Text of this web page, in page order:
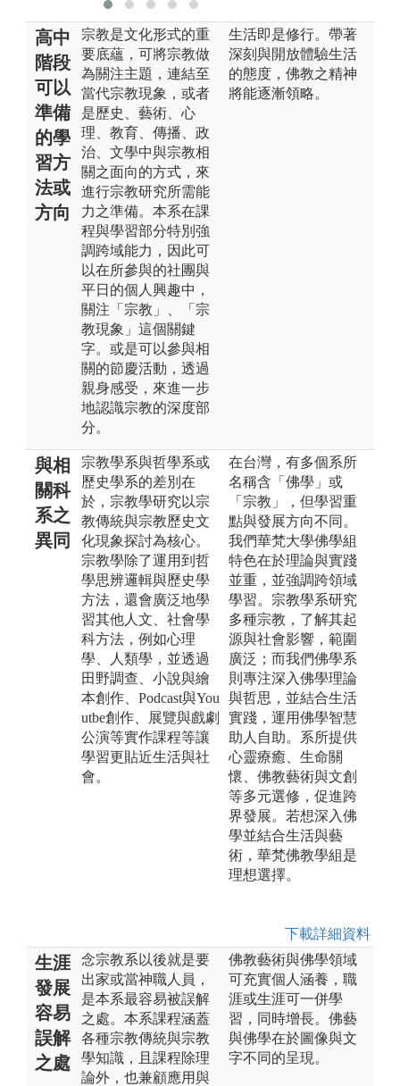
高中
階段
可以
準備
的學
習方
法或
方向
宗教是文化形式的重
要底蘊，可將宗教做
為關注主題，連結至
當代宗教現象，或者
是歷史、藝術、心
理、教育、傳播、政
治、文學中與宗教相
關之面向的方式，來
進行宗教研究所需能
力之準備。本系在課
程與學習部分特別強
調跨域能力，因此可
以在所參與的社團與
平日的個人興趣中，
關注「宗教」、「宗
教現象」這個關鍵
字。或是可以參與相
關的節慶活動，透過
親身感受，來進一步
地認識宗教的深度部
分。
生活即是修行。帶著
深刻與開放體驗生活
的態度，佛教之精神
將能逐漸領略。
與相
關科
系之
異同
宗教學系與哲學系或
歷史學系的差別在
於，宗教學研究以宗
教傳統與宗教歷史文
化現象探討為核心。
宗教學除了運用到哲
學思辨邏輯與歷史學
方法，還會廣泛地學
習其他人文、社會學
科方法，例如心理
學、人類學，並透過
田野調查、小說與繪
本創作、Podcast與You
utbe創作、展覽與戲劇
公演等實作課程等讓
學習更貼近生活與社
會。
在台灣，有多個系所
名稱含「佛學」或
「宗教」，但學習重
點與發展方向不同。
我們華梵大學佛學組
特色在於理論與實踐
並重，並強調跨領域
學習。宗教學系研究
多種宗教，了解其起
源與社會影響，範圍
廣泛；而我們佛學系
則專注深入佛學理論
與哲思，並結合生活
實踐，運用佛學智慧
助人自助。系所提供
心靈療癒、生命關
懷、佛教藝術與文創
等多元選修，促進跨
界發展。若想深入佛
學並結合生活與藝
術，華梵佛教學組是
理想選擇。
下載詳細資料
生涯
發展
容易
誤解
之處
念宗教系以後就是要
出家或當神職人員，
是本系最容易被誤解
之處。本系課程涵蓋
各種宗教傳統與宗教
學知識，且課程除理
論外，也兼顧應用與
佛教藝術與佛學領域
可充實個人涵養，職
涯或生涯可一併學
習，同時增長。佛藝
與佛學在於圖像與文
字不同的呈現。